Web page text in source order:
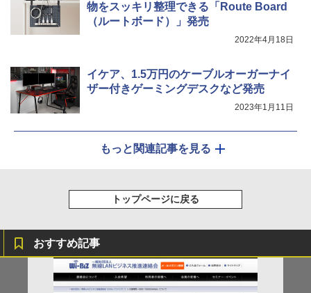
物をスッキリ整理できる「Route Board
（ルートボード）」発売
2022年4月18日
イケア、1.5万円のケーブルオーガーナイ
ザー付きゲーミングデスクなど発売
2023年1月11日
もっと関連記事を見る
トップページに戻る
おすすめ記事